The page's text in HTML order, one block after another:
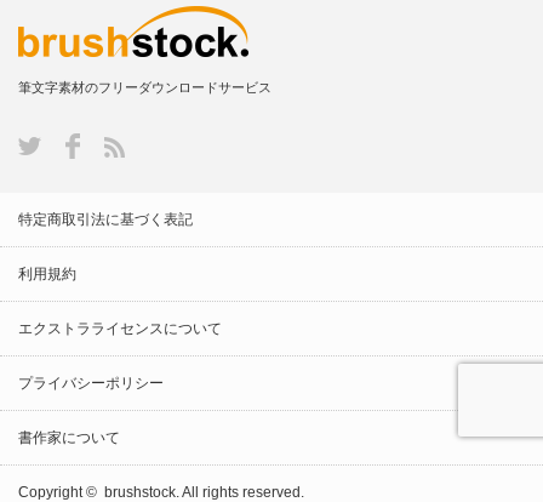
筆文字素材のフリーダウンロードサービス
特定商取引法に基づく表記
利用規約
エクストラライセンスについて
プライバシーポリシー
書作家について
Copyright © brushstock.All rights reserved.